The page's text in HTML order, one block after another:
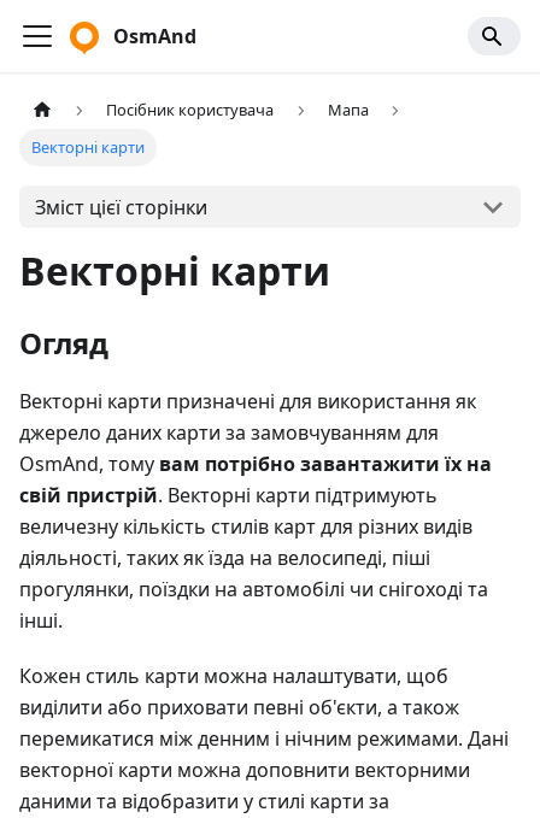
OsmAnd
Посібник користувача
Мапа
Векторні карти
Зміст цієї сторінки
Векторні карти
Огляд
Векторні карти призначені для використання як
джерело даних карти за замовчуванням для
OsmAnd, тому вам потрібно завантажити їх на
свій пристрій. Векторні карти підтримують
величезну кількість стилів карт для різних видів
діяльності, таких як їзда на велосипеді, піші
прогулянки, поїздки на автомобілі чи снігоході та
інші.
Кожен стиль карти можна налаштувати, щоб
виділити або приховати певні об'єкти, а також
перемикатися між денним і нічним режимами. Дані
векторної карти можна доповнити векторними
даними та відобразити у стилі карти за